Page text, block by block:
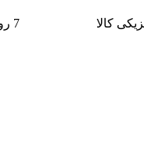
کالا 7 روز هفته، 24 ساعته